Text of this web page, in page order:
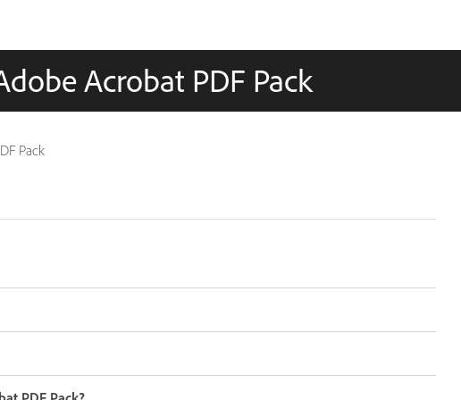
Acrobat PDF Pack
Pack